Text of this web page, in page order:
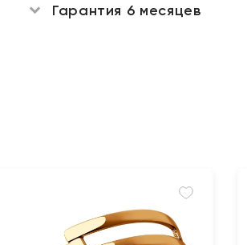
Гарантия 6 месяцев